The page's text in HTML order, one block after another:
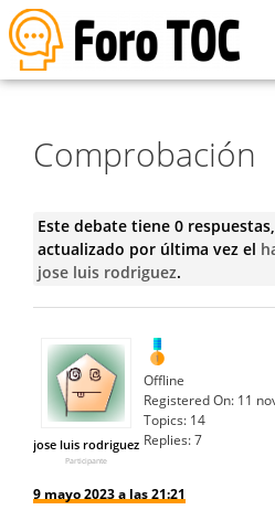
Comprobación
Este debate tiene 0
actualizado por última vez el
jose luis rodriguez.
jose luis rodriguez
Participante
Offline
Registered On: 11
Topics: 14
Replies:7
9 mayo 2023 a las 21:21